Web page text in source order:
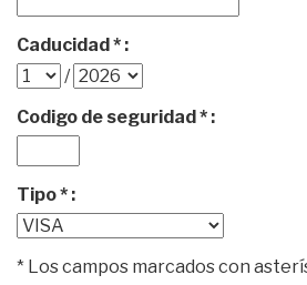
Caducidad * :
/
Codigo de seguridad * :
Tipo * :
* Los campos marcados con